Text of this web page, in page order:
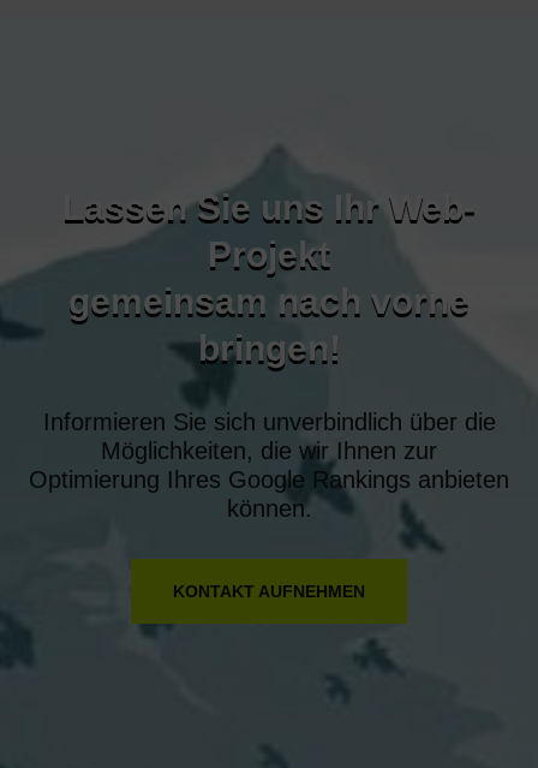
Lassen Sie uns Ihr Web-
Projekt
gemeinsam nach vorne
bringen!
Informieren Sie sich unverbindlich über die
Möglichkeiten, die wir Ihnen zur
Optimierung Ihres Google Rankings anbieten
können.
KONTAKT AUFNEHMEN